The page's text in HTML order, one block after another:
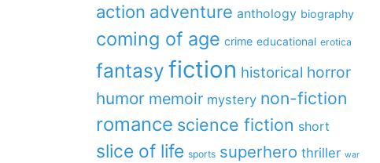
action adventure anthology biography
coming of age crime educational erotica
fantasy fiction historical horror
humor memoir mystery non-fiction
romance science fiction short
slice of life sports superhero thriller war